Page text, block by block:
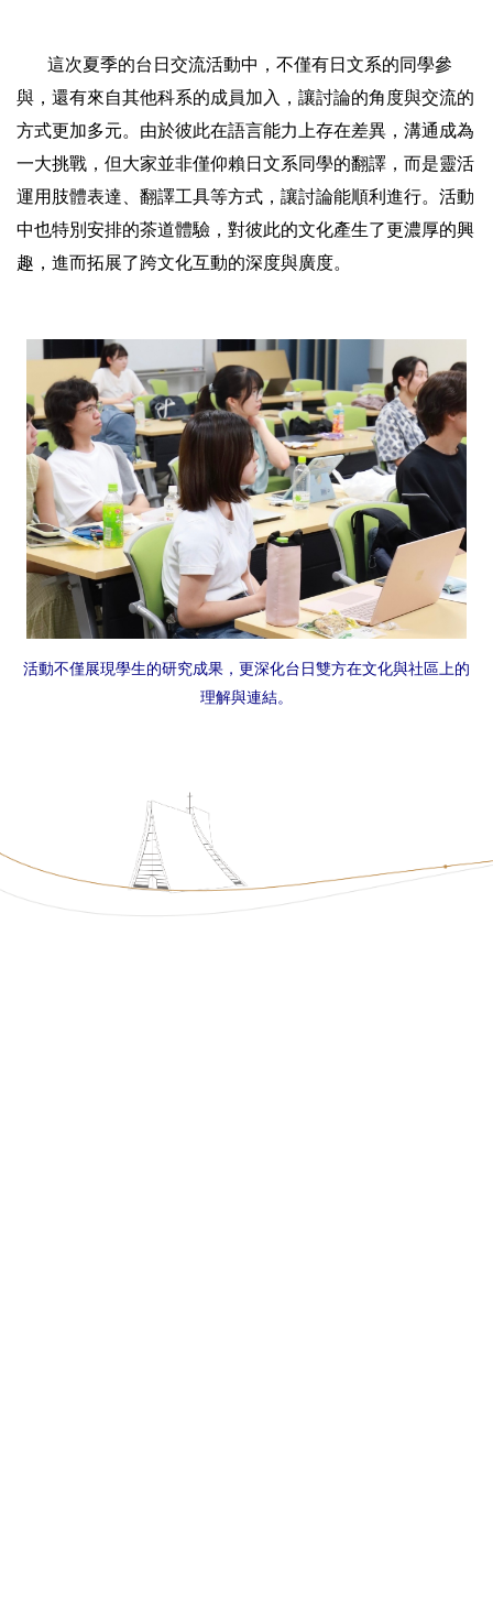
這次夏季的台日交流活動中，不僅有日文系的同學參
與，還有來自其他科系的成員加入，讓討論的角度與交流的
方式更加多元。由於彼此在語言能力上存在差異，溝通成為
一大挑戰，但大家並非僅仰賴日文系同學的翻譯，而是靈活
運用肢體表達、翻譯工具等方式，讓討論能順利進行。活動
中也特別安排的茶道體驗，對彼此的文化產生了更濃厚的興
趣，進而拓展了跨文化互動的深度與廣度。
活動不僅展現學生的研究成果，更深化台日雙方在文化與社區上的
理解與連結。